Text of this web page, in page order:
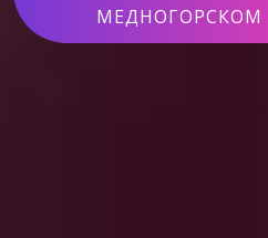
МЕДНОГОРСКОМ